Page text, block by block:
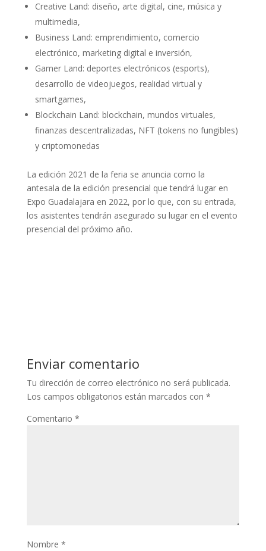
Creative Land: diseño, arte digital, cine, música y
multimedia,
Business Land: emprendimiento, comercio
electrónico, marketing digital e inversión,
Gamer Land: deportes electrónicos (esports),
desarrollo de videojuegos, realidad virtual y
smartgames,
Blockchain Land: blockchain, mundos virtuales,
finanzas descentralizadas, NFT (tokens no fungibles)
y criptomonedas
La edición 2021 de la feria se anuncia como la
antesala de la edición presencial que tendrá lugar en
Expo Guadalajara en 2022, por lo que, con su entrada,
los asistentes tendrán asegurado su lugar en el evento
presencial del próximo año.
Enviar comentario
Tu dirección de correo electrónico no será publicada.
Los campos obligatorios están marcados con *
Comentario *
Nombre *